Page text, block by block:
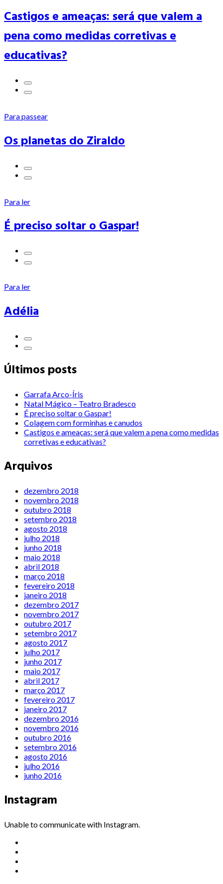
Castigos e ameaças: será que valem a
pena como medidas corretivas e
educativas?
Para passear
Os planetas do Ziraldo
Para ler
É preciso soltar o Gaspar!
Para ler
Adélia
Últimos posts
Garrafa Arco-Íris
Natal Mágico – Teatro Bradesco
É preciso soltar o Gaspar!
Colagem com forminhas e canudos
Castigos e ameaças: será que valem a pena como medidas
corretivas e educativas?
Arquivos
dezembro 2018
novembro 2018
outubro 2018
setembro 2018
agosto 2018
julho 2018
junho 2018
maio 2018
abril 2018
março 2018
fevereiro 2018
janeiro 2018
dezembro 2017
novembro 2017
outubro 2017
setembro 2017
agosto 2017
julho 2017
junho 2017
maio 2017
abril 2017
março 2017
fevereiro 2017
janeiro 2017
dezembro 2016
novembro 2016
outubro 2016
setembro 2016
agosto 2016
julho 2016
junho 2016
Instagram
Unable to communicate with Instagram.